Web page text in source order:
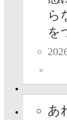
ら
を
あ